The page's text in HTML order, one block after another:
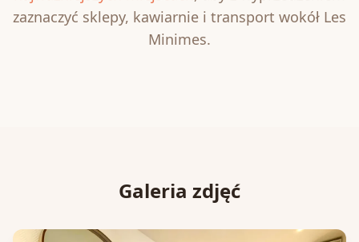
zaznaczyć sklepy, kawiarnie i transport wokół Les
Minimes.
Galeria zdjęć